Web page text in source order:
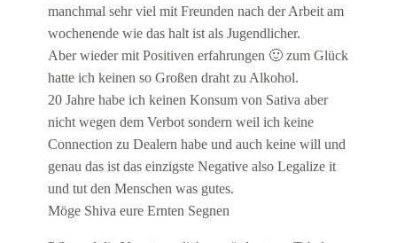
manchmal sehr viel mit Freunden nach der Arbeit am
wochenende wie das halt ist als Jugendlicher.
Aber wieder mit Positiven erfahrungen 🙂 zum Glück
hatte ich keinen so Großen draht zu Alkohol.
20 Jahre habe ich keinen Konsum von Sativa aber
nicht wegen dem Verbot sondern weil ich keine
Connection zu Dealern habe und auch keine will und
genau das ist das einzigste Negative also Legalize it
und tut den Menschen was gutes.
Möge Shiva eure Ernten Segnen